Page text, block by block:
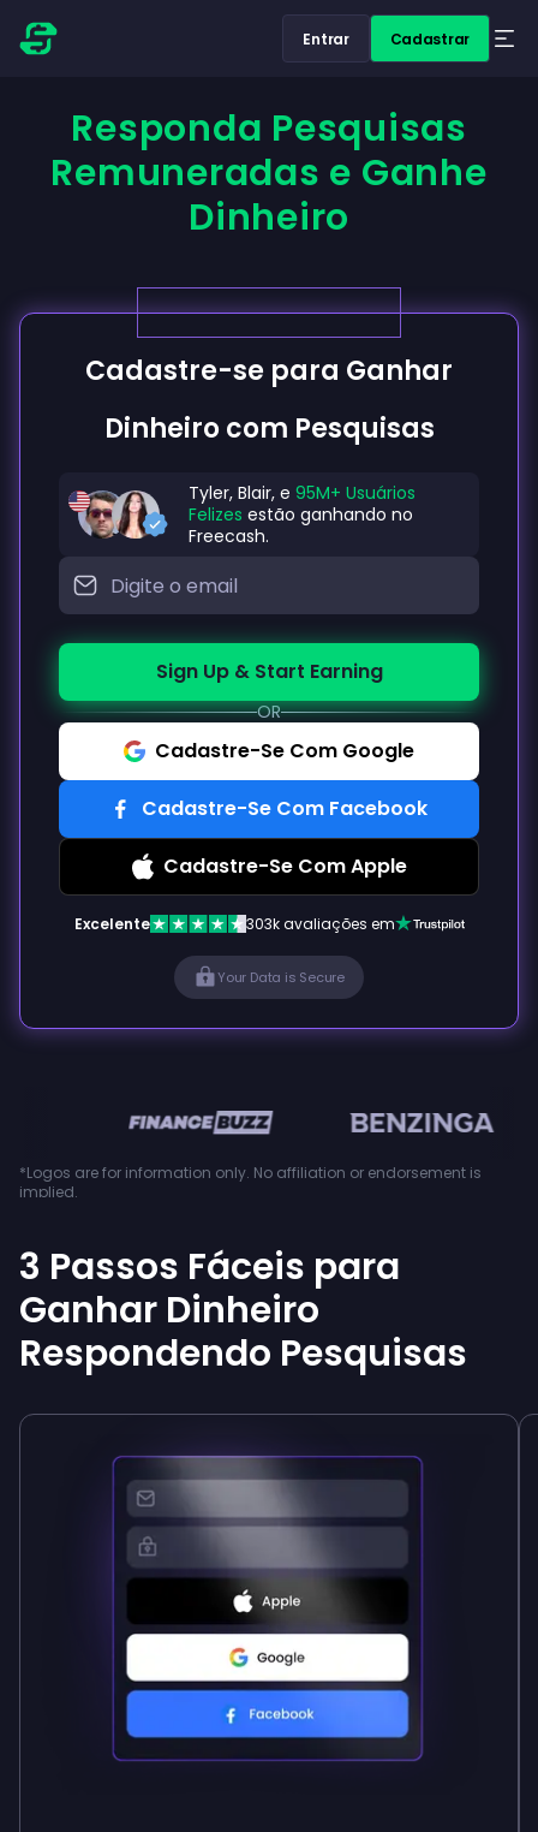
Entrar Cadastrar
Responda Pesquisas
Remuneradas e Ganhe
Dinheiro
Cadastre-se para Ganhar
Dinheiro com Pesquisas
Tyler, Blair, e 95M+ Usuários
Felizes estão ganhando no
Freecash.
Sign Up & Start Earning
OR
Cadastre-Se Com Google
Cadastre-Se Com Facebook
Cadastre-Se Com Apple
Excelente 303k avaliações em
Your Data is Secure
*Logos are for information only. No affiliation or endorsement is
implied.
3 Passos Fáceis para
Ganhar Dinheiro
Respondendo Pesquisas